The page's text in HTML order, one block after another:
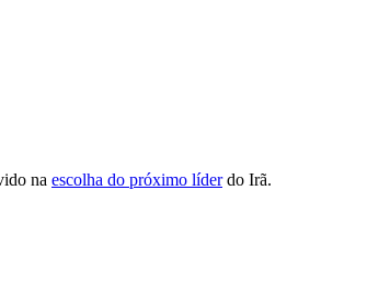
na escolha do próximo líderdo Irã.